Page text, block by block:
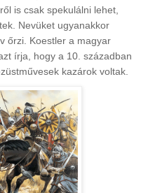
is csak spekulálni lehet,
Nevüket ugyanakkor
őrzi. Koestler a magyar
írja, hogy a 10. században
kazárok voltak.